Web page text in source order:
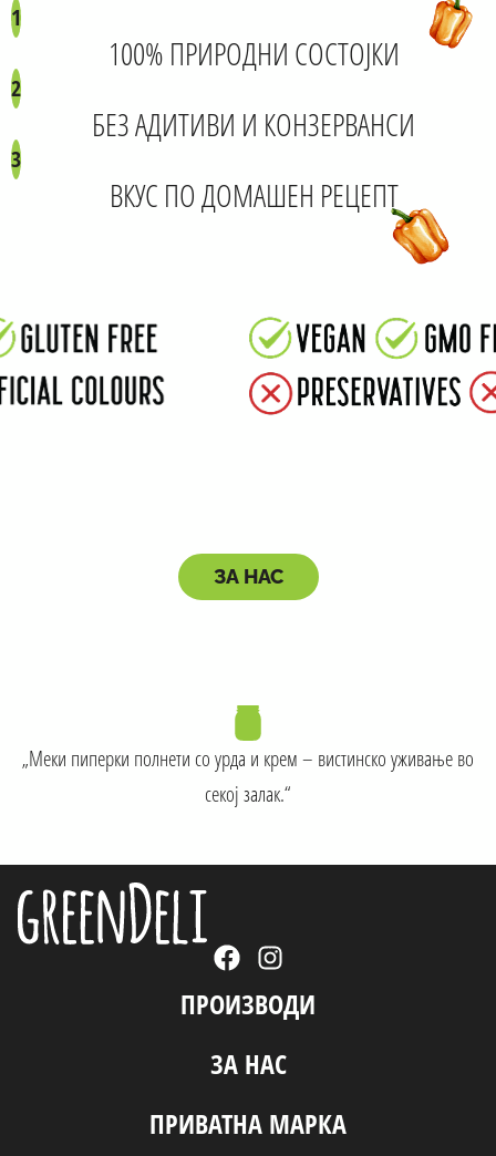
1
100% ПРИРОДНИ СОСТОЈКИ
2
БЕЗ АДИТИВИ И КОНЗЕРВАНСИ
3
ВКУС ПО ДОМАШЕН РЕЦЕПТ
ЗА НАС
„Меки пиперки полнети со урда и крем – вистинско уживање во
секој залак.“
ПРОИЗВОДИ
ЗА НАС
ПРИВАТНА МАРКА